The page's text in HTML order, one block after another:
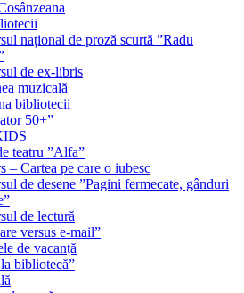
național de proză scurtă ”Radu
de ex-libris
muzicală
bibliotecii
50+”
teatru ”Alfa”
– Cartea pe care o iubesc
de desene ”Pagini fermecate, gânduri
de lectură
versus e-mail”
de vacanță
bibliotecă”